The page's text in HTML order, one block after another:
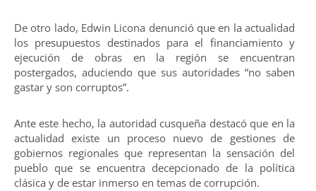
De otro lado, Edwin Licona denunció que en la actualidad
los presupuestos destinados para el financiamiento y
ejecución de obras en la región se encuentran
postergados, aduciendo que sus autoridades “no saben
gastar y son corruptos”.
Ante este hecho, la autoridad cusqueña destacó que en la
actualidad existe un proceso nuevo de gestiones de
gobiernos regionales que representan la sensación del
pueblo que se encuentra decepcionado de la política
clásica y de estar inmerso en temas de corrupción.